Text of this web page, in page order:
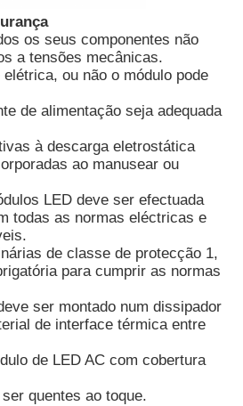
os seus componentes não
a tensões mecânicas.
ou não o módulo pode
de alimentação seja adequada
à descarga eletrostática
ao manusear ou
LED deve ser efectuada
todas as normas eléctricas e
de classe de protecção 1,
para cumprir as normas
ser montado num dissipador
de interface térmica entre
de LED AC com cobertura
quentes ao toque.